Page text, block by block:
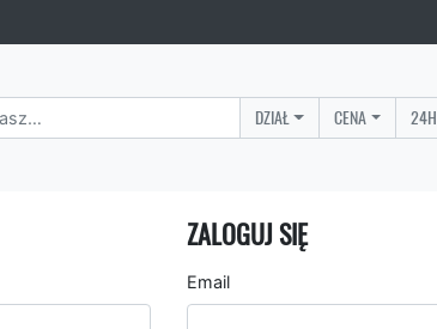
DZIAŁ CENA
ZALOGUJ SIĘ
Email